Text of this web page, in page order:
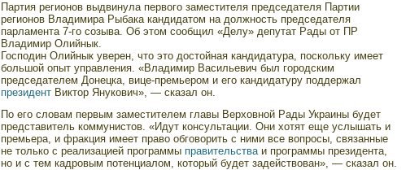
Партия регионов выдвинула первого заместителя председателя Партии
регионов Владимира Рыбака кандидатом на должность председателя
парламента 7-го созыва. Об этом сообщил «Делу» депутат Рады от ПР
Владимир Олийнык.
Господин Олийнык уверен, что это достойная кандидатура, поскольку имеет
большой опыт управления. «Владимир Васильевич был городским
председателем Донецка, вице-премьером и его кандидатуру поддержал
президент Виктор Янукович», — сказал он.
По его словам первым заместителем главы Верховной Рады Украины будет
представитель коммунистов. «Идут консультации. Они хотят еще услышать и
премьера, и фракция имеет право обговорить с ними все вопросы, связанные
не только с реализацией программы правительстваи программы президента,
но и с тем кадровым потенциалом, который будет задействован», — сказал он.